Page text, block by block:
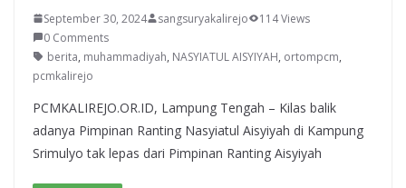
September 30, 2024 sangsuryakalirejo
114 Views
0 Comments
berita, muhammadiyah, NASYIATUL AISYIYAH, ortompcm,
pcmkalirejo
PCMKALIREJO.OR.ID, Lampung Tengah – Kilas balik
adanya Pimpinan Ranting Nasyiatul Aisyiyah di Kampung
Srimulyo tak lepas dari Pimpinan Ranting Aisyiyah